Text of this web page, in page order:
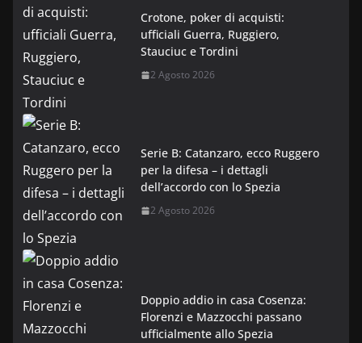
Crotone, poker di acquisti:
ufficiali Guerra, Ruggiero,
Stauciuc e Tordini
2 Agosto 2026
Serie B: Catanzaro, ecco Ruggero
per la difesa – i dettagli
dell’accordo con lo Spezia
2 Agosto 2026
Doppio addio in casa Cosenza:
Florenzi e Mazzocchi passano
ufficialmente allo Spezia